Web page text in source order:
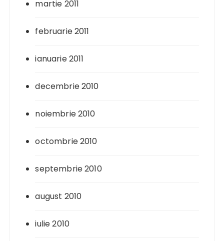
martie 2011
februarie 2011
ianuarie 2011
decembrie 2010
noiembrie 2010
octombrie 2010
septembrie 2010
august 2010
iulie 2010